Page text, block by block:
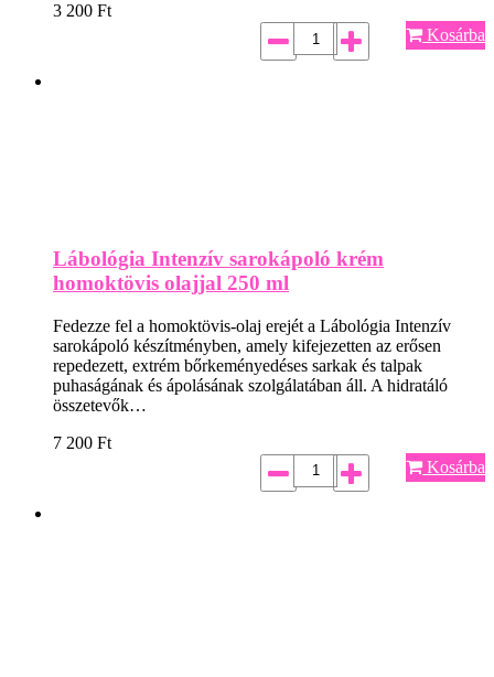
3 200 Ft
Kosárba
Lábológia Intenzív sarokápoló krém
homoktövis olajjal 250 ml
Fedezze fel a homoktövis-olaj erejét a Lábológia Intenzív
sarokápoló készítményben, amely kifejezetten az erősen
repedezett, extrém bőrkeményedéses sarkak és talpak
puhaságának és ápolásának szolgálatában áll. A hidratáló
összetevők…
7 200 Ft
Kosárba